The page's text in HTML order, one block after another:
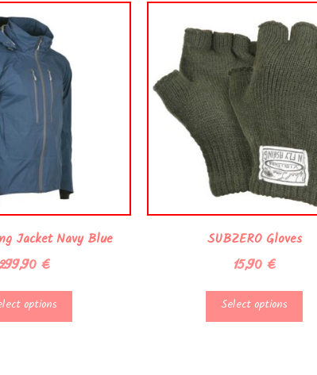
Jacket Navy Blue
€
options
SUBZERO Gloves
15,90 €
Select options